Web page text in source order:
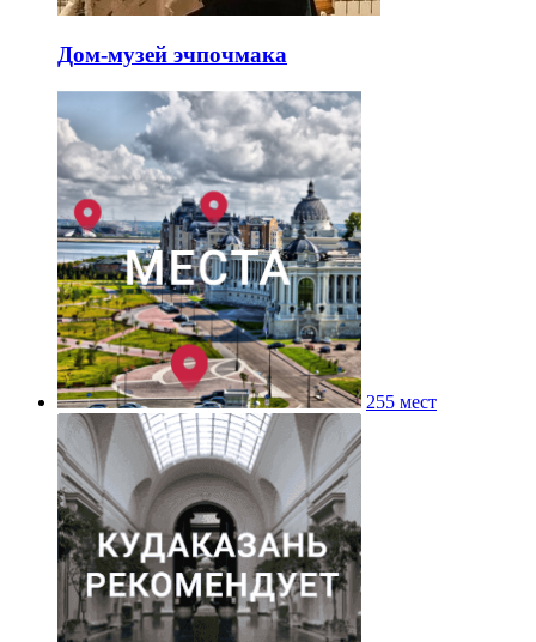
Дом-музей эчпочмака
255 мест